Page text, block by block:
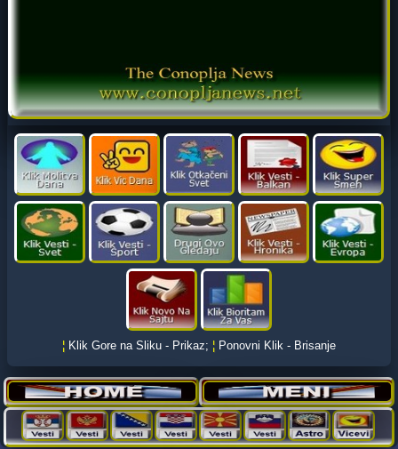
¦ Klik Gore na Sliku - Prikaz; ¦ Ponovni Klik - Brisanje